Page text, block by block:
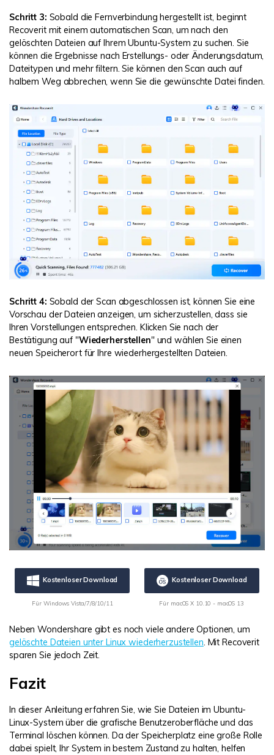
Schritt 3: Sobald die Fernverbindung hergestellt ist, beginnt
Recoverit mit einem automatischen Scan, um nach den
gelöschten Dateien auf Ihrem Ubuntu-System zu suchen. Sie
können die Ergebnisse nach Erstellungs- oder Änderungsdatum,
Dateitypen und mehr filtern. Sie können den Scan auch auf
halbem Weg abbrechen, wenn Sie die gewünschte Datei finden.
Schritt 4: Sobald der Scan abgeschlossen ist, können Sie eine
Vorschau der Dateien anzeigen, um sicherzustellen, dass sie
Ihren Vorstellungen entsprechen. Klicken Sie nach der
Bestätigung auf "Wiederherstellen" und wählen Sie einen
neuen Speicherort für Ihre wiederhergestellten Dateien.
Kostenloser Download
Für Windows Vista/7/8/10/11
Kostenloser Download
Für macOS X 10.10 - macOS 13
Neben Wondershare gibt es noch viele andere Optionen, um
gelöschte Dateien unter Linux wiederherzustellen. Mit Recoverit
sparen Sie jedoch Zeit.
Fazit
In dieser Anleitung erfahren Sie, wie Sie Dateien im Ubuntu-
Linux-System über die grafische Benutzeroberfläche und das
Terminal löschen können. Da der Speicherplatz eine große Rolle
dabei spielt, Ihr System in bestem Zustand zu halten, helfen